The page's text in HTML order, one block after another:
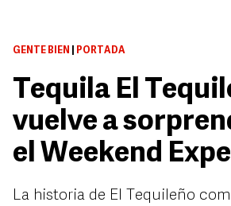
GENTE BIEN PORTADA
Tequila El
vuelve a
el Weekend
La historia de El Tequileño